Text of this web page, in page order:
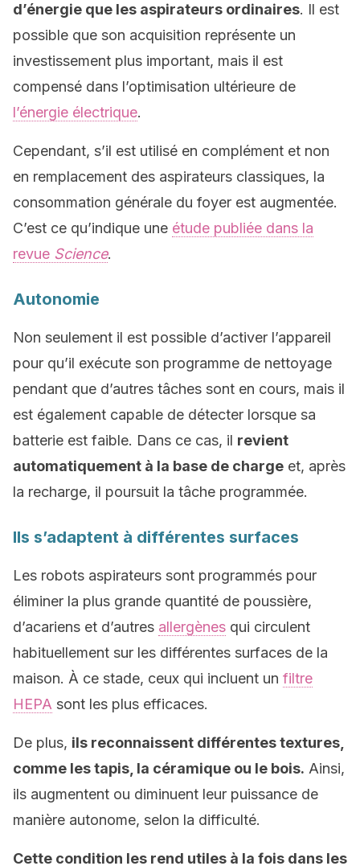
d’énergie que les aspirateurs ordinaires. Il est
possible que son acquisition représente un
investissement plus important, mais il est
compensé dans l’optimisation ultérieure de
l’énergie électrique.
Cependant, s’il est utilisé en complément et non
en remplacement des aspirateurs classiques, la
consommation générale du foyer est augmentée.
C’est ce qu’indique une étude publiée dans la
revue Science.
Autonomie
Non seulement il est possible d’activer l’appareil
pour qu’il exécute son programme de nettoyage
pendant que d’autres tâches sont en cours, mais il
est également capable de détecter lorsque sa
batterie est faible. Dans ce cas, il revient
automatiquement à la base de charge et, après
la recharge, il poursuit la tâche programmée.
Ils s’adaptent à différentes surfaces
Les robots aspirateurs sont programmés pour
éliminer la plus grande quantité de poussière,
d’acariens et d’autres allergènes qui circulent
habituellement sur les différentes surfaces de la
maison. À ce stade, ceux qui incluent un filtre
HEPA sont les plus efficaces.
De plus, ils reconnaissent différentes textures,
comme les tapis, la céramique ou le bois. Ainsi,
ils augmentent ou diminuent leur puissance de
manière autonome, selon la difficulté.
Cette condition les rend utiles à la fois dans les